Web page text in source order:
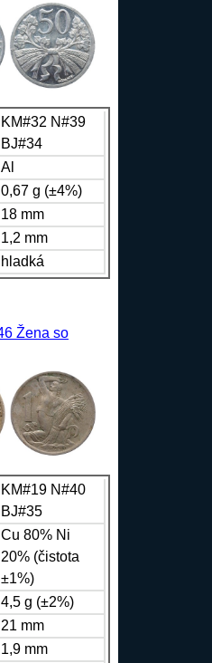
KM#32 N#39
BJ#34
Al
0,67 g (±4%)
18 mm
1,2 mm
hladká
Žena so
KM#19 N#40
BJ#35
Cu 80% Ni
20% (čistota
±1%)
4,5 g (±2%)
21 mm
1,9 mm